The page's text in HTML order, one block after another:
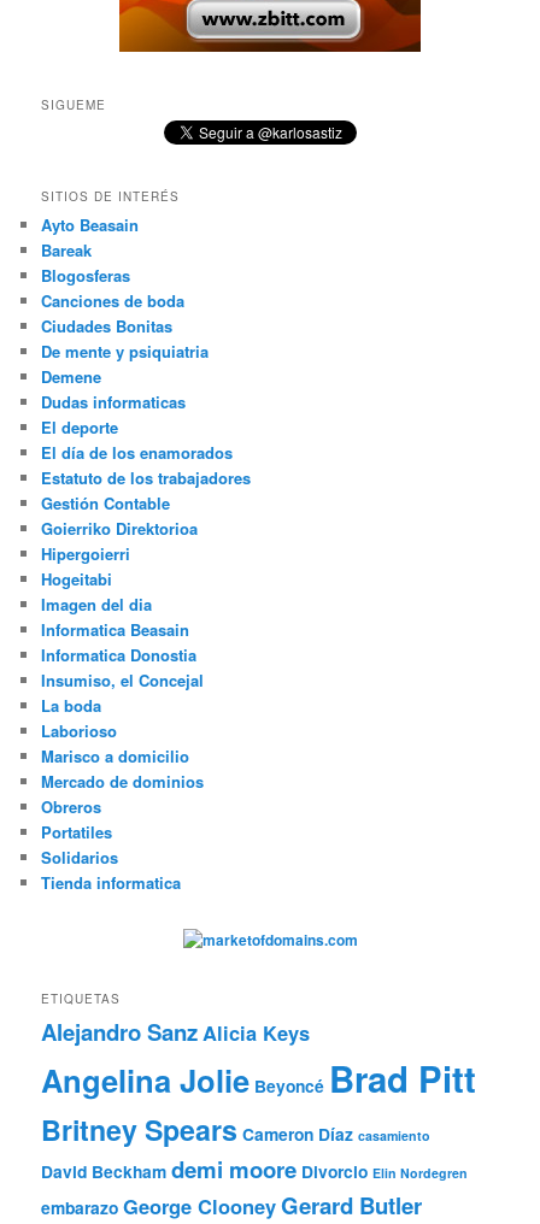
SIGUEME
SITIOS DE INTERÉS
Ayto Beasain
Bareak
Blogosferas
Canciones de boda
Ciudades Bonitas
De mente y psiquiatria
Demene
Dudas informaticas
El deporte
El día de los enamorados
Estatuto de los trabajadores
Gestión Contable
Goierriko Direktorioa
Hipergoierri
Hogeitabi
Imagen del dia
Informatica Beasain
Informatica Donostia
Insumiso, el Concejal
La boda
Laborioso
Marisco a domicilio
Mercado de dominios
Obreros
Portatiles
Solidarios
Tienda informatica
ETIQUETAS
Alejandro SanzAlicia Keys
Angelina Jolie Beyoncé Brad Pitt
Britney Spears Cameron Díaz casamiento
David Beckham demi moore Divorcio Elin Nordegren
embarazo George ClooneyGerard Butler